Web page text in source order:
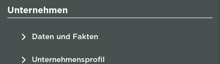
Unternehmen
Daten und Fakten
Unternehmensprofil